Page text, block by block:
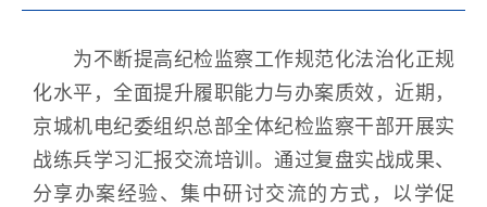
为不断提高纪检监察工作规范化法治化正规
化水平，全面提升履职能力与办案质效，近期，
京城机电纪委组织总部全体纪检监察干部开展实
战练兵学习汇报交流培训。通过复盘实战成果、
分享办案经验、集中研讨交流的方式，以学促